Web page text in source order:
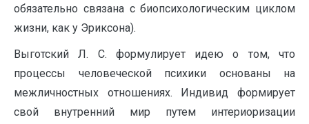
обязательно связана с биопсихологическим циклом
жизни, как у Эриксона).
Выготский Л. С. формулирует идею о том, что
процессы человеческой психики основаны на
межличностных отношениях. Индивид формирует
свой внутренний мир путем интериоризации